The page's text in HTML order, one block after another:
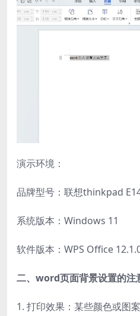
演示环境：
品牌型号：联想thinkpad
系统版本：Windows 11
软件版本：WPS Office
二、word页面背景设置的注
1. 打印效果：某些颜色或图